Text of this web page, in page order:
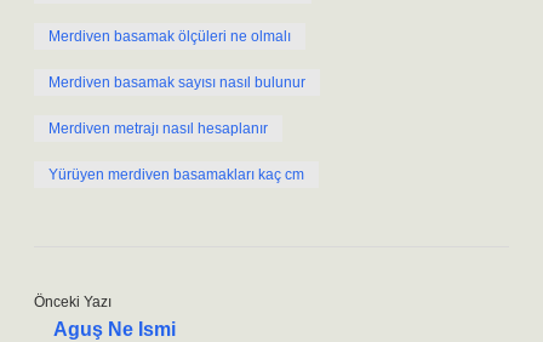
Merdiven basamak ölçüleri ne olmalı
Merdiven basamak sayısı nasıl bulunur
Merdiven metrajı nasıl hesaplanır
Yürüyen merdiven basamakları kaç cm
Önceki Yazı
Aguş Ne Ismi